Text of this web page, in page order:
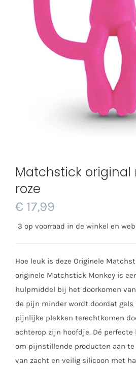
Matchstick original
roze
€ 17,99
3 op voorraad in de winkel en
Hoe leuk is deze Originele
originele Matchstick Monkey is
hulpmiddel bij het doorkomen
de pijn minder wordt doordat
pijnlijke plekken terechtkomen
achterop zijn hoofdje. Dé
om pijnstillende producten aan te
van zacht en veilig silicoon met